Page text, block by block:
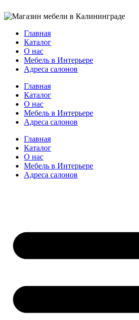
Главная
Каталог
О нас
Мебель в Интерьере
Адреса салонов
Главная
Каталог
О нас
Мебель в Интерьере
Адреса салонов
Главная
Каталог
О нас
Мебель в Интерьере
Адреса салонов